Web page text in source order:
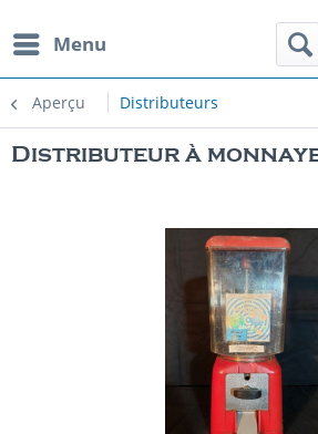
Menu
Aperçu Distributeurs
Distributeur à